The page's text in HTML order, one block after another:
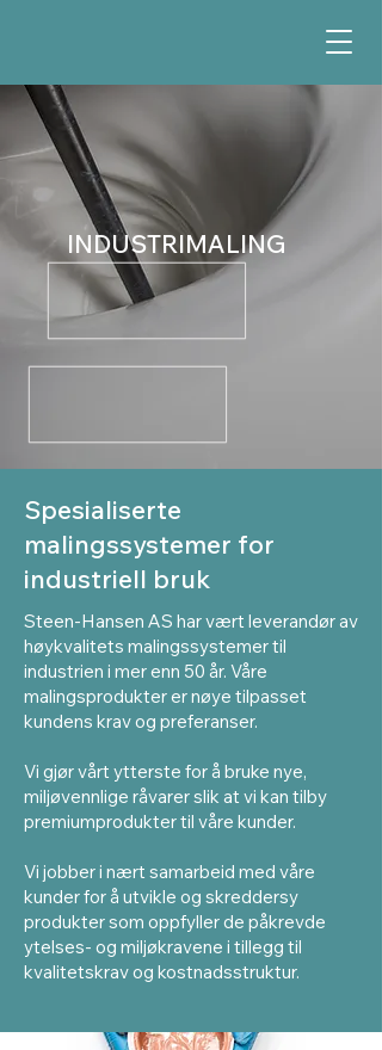
INDUSTRIMALING
Spesialiserte
malingssystemer for
industriell bruk
Steen-Hansen AS har vært leverandør av
høykvalitets malingssystemer til
industrien i mer enn 50 år. Våre
malingsprodukter er nøye tilpasset
kundens krav og preferanser.
Vi gjør vårt ytterste for å bruke nye,
miljøvennlige råvarer slik at vi kan tilby
premiumprodukter til våre kunder.
Vi jobber i nært samarbeid med våre
kunder for å utvikle og skreddersy
produkter som oppfyller de påkrevde
ytelses- og miljøkravene i tillegg til
kvalitetskrav og kostnadsstruktur.